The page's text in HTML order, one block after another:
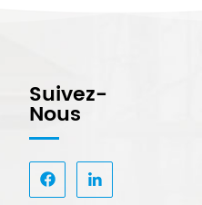
Suivez-
Nous